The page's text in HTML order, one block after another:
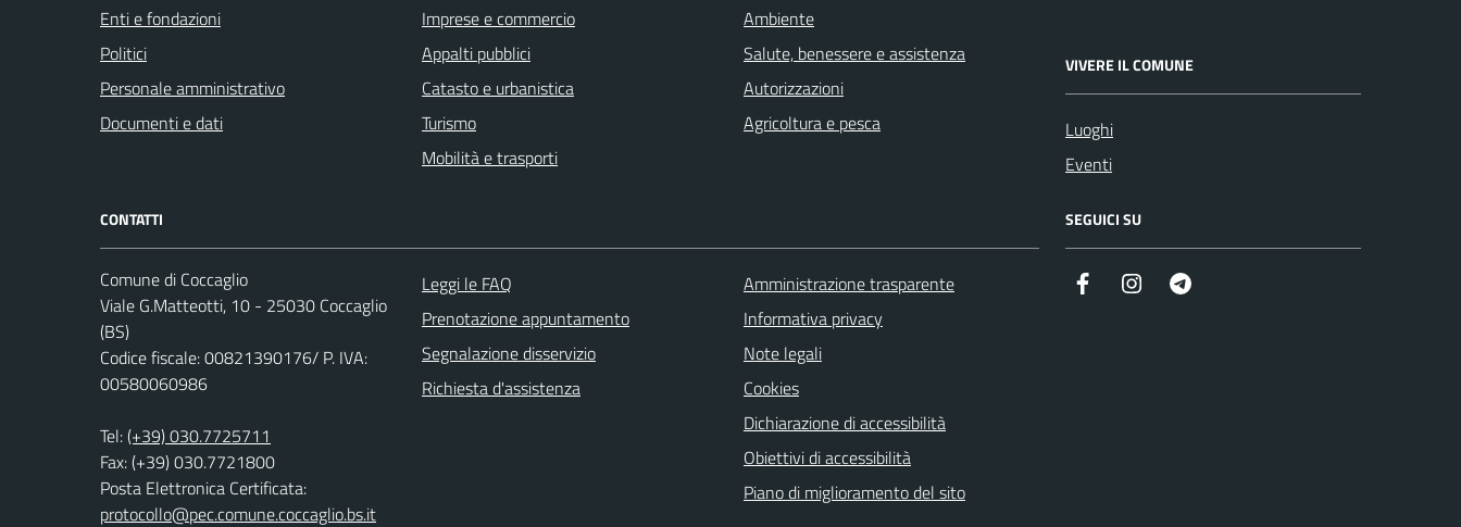
Enti e fondazioni
Politici
Personale amministrativo
Documenti e dati
Imprese e commercio
Appalti pubblici
Catasto e urbanistica
Turismo
Mobilità e trasporti
Ambiente
Salute, benessere e assistenza
Autorizzazioni
Agricoltura e pesca
VIVERE IL COMUNE
Luoghi
Eventi
CONTATTI
Comune di Coccaglio
Viale G.Matteotti, 10 - 25030 Coccaglio
(BS)
Codice fiscale: 00821390176/ P. IVA:
00580060986
Tel:(+39) 030.7725711
Fax: (+39) 030.7721800
Posta Elettronica Certificata:
protocollo@pec.comune.coccaglio.bs.it
Leggi le FAQ
Prenotazione appuntamento
Segnalazione disservizio
Richiesta d'assistenza
Amministrazione trasparente
Informativa privacy
Note legali
Cookies
Dichiarazione di accessibilità
Obiettivi di accessibilità
Piano di miglioramento del sito
SEGUICI SU
Facebook Instagram